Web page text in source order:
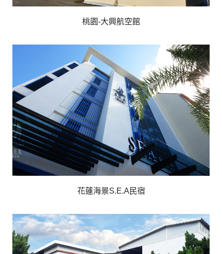
桃園-大興航空館
花蓮海景S.E.A民宿